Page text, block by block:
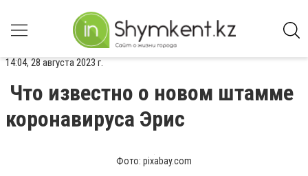
14:04, 28 августа 2023 г.
Что известно о новом штамме
коронавируса Эрис
Фото: pixabay.com